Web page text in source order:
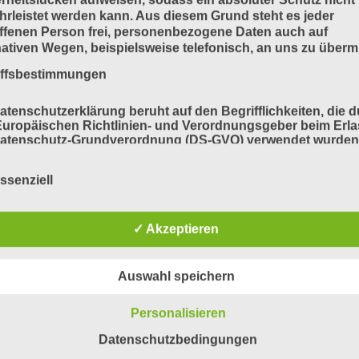
werden kann. Aus diesem Grund steht es jeder
Person frei, personenbezogene Daten auch auf
Wegen, beispielsweise telefonisch, an uns zu
beruht auf den Begrifflichkeiten, die
Richtlinien- und Verordnungsgeber beim
Grundverordnung (DS-GVO) verwendet
sein. Um dies zu gewährleisten, möchten wir vorab
in dieser Datenschutzerklärung unter anderem die
Personenbezogene Daten sind alle Informationen, die sich
✓ Akzeptieren
Auswahl speichern
Personalisieren
Datenschutzbedingungen